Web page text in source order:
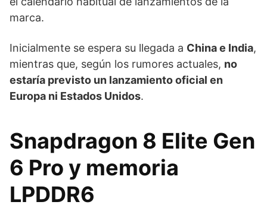
marca.
Inicialmente se espera su llegada a China e India,
mientras que, según los rumores actuales, no
estaría previsto un lanzamiento oficial en
Europa ni Estados Unidos.
Snapdragon 8 Elite Gen
6 Pro y memoria
LPDDR6